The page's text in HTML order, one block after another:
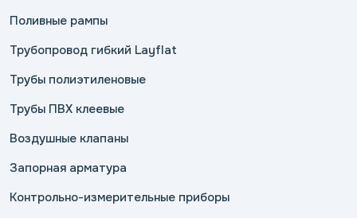
Поливные рампы
Трубопровод гибкий Layflat
Трубы полиэтиленовые
Трубы ПВХ клеевые
Воздушные клапаны
Запорная арматура
Контрольно-измерительные приборы